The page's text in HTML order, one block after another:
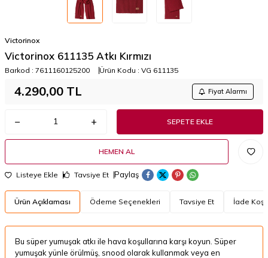
Victorinox
Victorinox 611135 Atkı Kırmızı
Barkod : 7611160125200 Ürün Kodu : VG 611135
4.290,00 TL Fiyat Alarmı
SEPETE EKLE
HEMEN AL
Listeye Ekle Tavsiye Et Paylaş
Ürün Açıklaması Ödeme Seçenekleri Tavsiye Et İade
Bu süper yumuşak atkı ile hava koşullarına karşı koyun. Süper
yumuşak yünle örülmüş, snood olarak kullanmak veya en